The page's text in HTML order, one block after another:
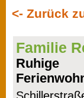
<- Zurück
Familie
Ruhige